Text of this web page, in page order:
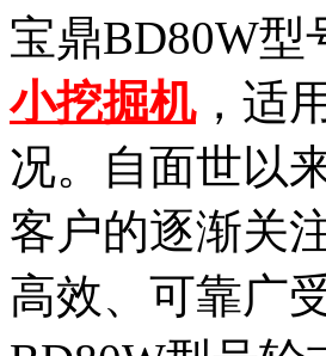
宝鼎BD80W型
小挖掘机，适
况。自面世以
客户的逐渐关
高效、可靠广